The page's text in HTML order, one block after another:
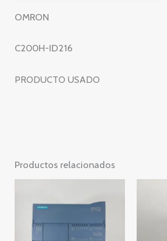
OMRON
C200H-ID216
PRODUCTO USADO
Productos relacionados